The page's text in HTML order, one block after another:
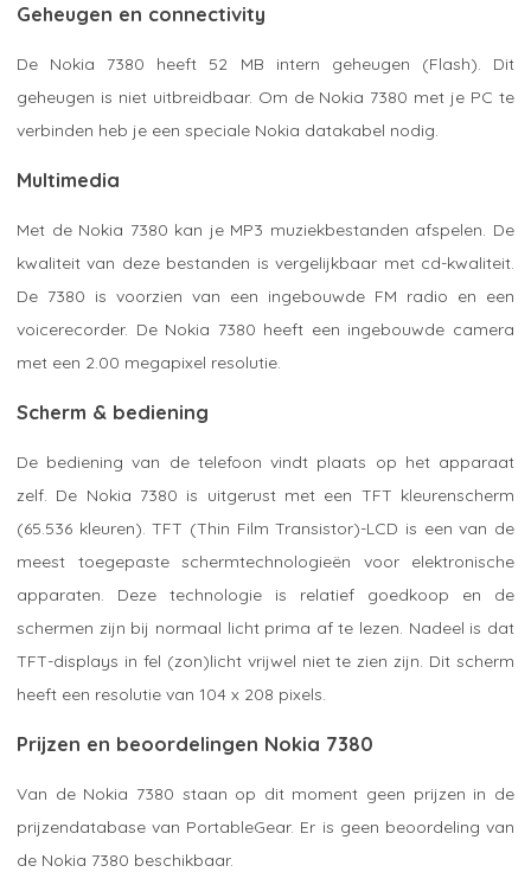
Geheugen en connectivity
De Nokia 7380 heeft 52 MB intern geheugen (Flash). Dit
geheugen is niet uitbreidbaar. Om de Nokia 7380 met je PC te
verbinden heb je een speciale Nokia datakabel nodig.
Multimedia
Met de Nokia 7380 kan je MP3 muziekbestanden afspelen. De
kwaliteit van deze bestanden is vergelijkbaar met cd-kwaliteit.
De 7380 is voorzien van een ingebouwde FM radio en een
voicerecorder. De Nokia 7380 heeft een ingebouwde camera
met een 2.00 megapixel resolutie.
Scherm & bediening
De bediening van de telefoon vindt plaats op het apparaat
zelf. De Nokia 7380 is uitgerust met een TFT kleurenscherm
(65.536 kleuren). TFT (Thin Film Transistor)-LCD is een van de
meest toegepaste schermtechnologieën voor elektronische
apparaten. Deze technologie is relatief goedkoop en de
schermen zijn bij normaal licht prima af te lezen. Nadeel is dat
TFT-displays in fel (zon)licht vrijwel niet te zien zijn. Dit scherm
heeft een resolutie van 104 x 208 pixels.
Prijzen en beoordelingen Nokia 7380
Van de Nokia 7380 staan op dit moment geen prijzen in de
prijzendatabase van PortableGear. Er is geen beoordeling van
de Nokia 7380 beschikbaar.